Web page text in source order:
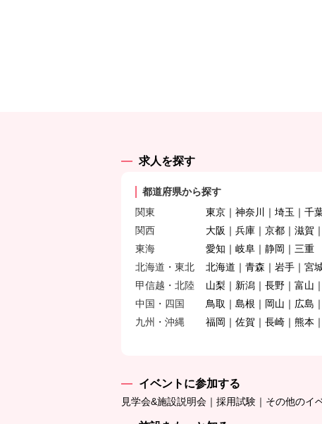
求人を探す
都道府県から探す
関東
東京 神奈川 埼玉 千
関西
大阪 兵庫 京都 滋賀
東海
愛知 岐阜 静岡
三重
北海道・東北
北海道 青森 岩手 宮
甲信越・北陸
山梨 新潟 長野 富山
中国・四国
鳥取 島根 岡山 広島
九州・沖縄
福岡 佐賀 長崎 熊本
イベントに参加する
見学会&施設説明会 採用試験 その他のイ